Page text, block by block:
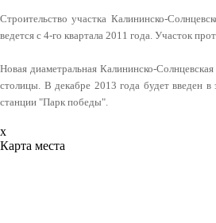
Строительство участка Калининско-
ведется с 4-го квартала 2011 года. Участок
Новая диаметральная Калининско-
столицы. В декабре 2013 года будет введен
станции "Парк победы".
x
Карта места